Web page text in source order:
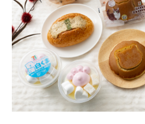
ニンテンドー・ダウンロードカード
スキャン
ファクス
チケット
プリペイドサービス
セブン銀行ATM
ご利用可能なお支払い方法
各種料金のお支払い
スマホプリペイド
チケットぴあ
イープラス
CNプレイガイド
JTB
タワーレコード
セブンネットショッピング
停電時のサービス停止のお知らせ
貸借対照表・損益計算書
沿革
国内店舗数
売上高、店舗数推移
サステナビリティ推進体制
GREEN CHALLENGE 2050
4VISIONS
サステナビリティニュース
店舗検索
ネ
お問い合わせ
Language
English (Corporate)
English (Services)